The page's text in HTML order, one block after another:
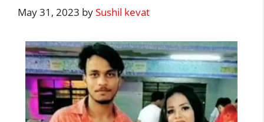
May 31, 2023 bySushil kevat